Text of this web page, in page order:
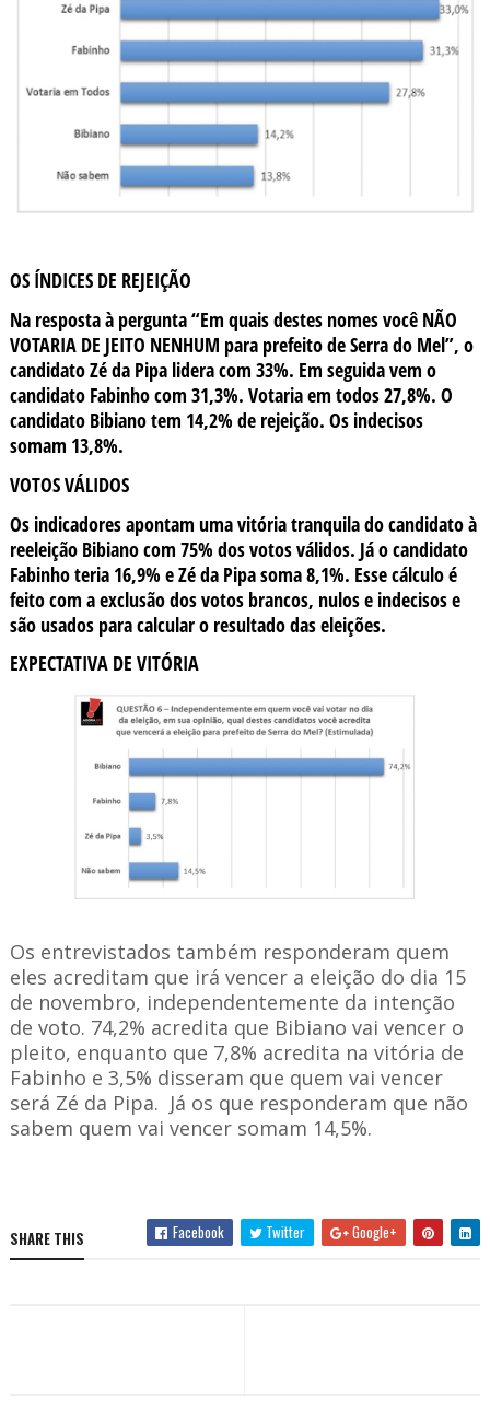
OS ÍNDICES DE REJEIÇÃO
Na resposta à pergunta “Em quais destes nomes você NÃO
VOTARIA DE JEITO NENHUM para prefeito de Serra do Mel”, o
candidato Zé da Pipa lidera com 33%. Em seguida vem o
candidato Fabinho com 31,3%. Votaria em todos 27,8%. O
candidato Bibiano tem 14,2% de rejeição. Os indecisos
somam 13,8%.
VOTOS VÁLIDOS
Os indicadores apontam uma vitória tranquila do candidato à
reeleição Bibiano com 75% dos votos válidos. Já o candidato
Fabinho teria 16,9% e Zé da Pipa soma 8,1%. Esse cálculo é
feito com a exclusão dos votos brancos, nulos e indecisos e
são usados para calcular o resultado das eleições.
EXPECTATIVA DE VITÓRIA
Os entrevistados também responderam quem
eles acreditam que irá vencer a eleição do dia 15
de novembro, independentemente da intenção
de voto. 74,2% acredita que Bibiano vai vencer o
pleito, enquanto que 7,8% acredita na vitória de
Fabinho e 3,5% disseram que quem vai vencer
será Zé da Pipa. Já os que responderam que não
sabem quem vai vencer somam 14,5%.
SHARE THIS Facebook Twitter Google+